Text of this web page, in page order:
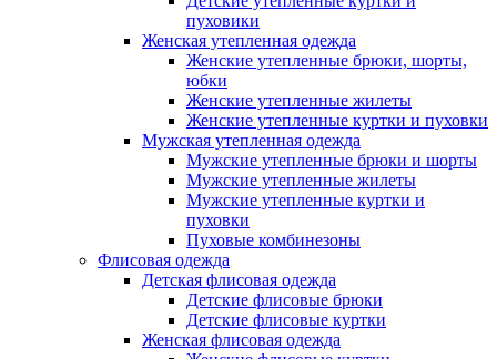
пуховики
Женская утепленная одежда
Женские утепленные брюки, шорты,
юбки
Женские утепленные жилеты
Женские утепленные куртки и пуховки
Мужская утепленная одежда
Мужские утепленные брюки и шорты
Мужские утепленные жилеты
Мужские утепленные куртки и
пуховки
Пуховые комбинезоны
Флисовая одежда
Детская флисовая одежда
Детские флисовые брюки
Детские флисовые куртки
Женская флисовая одежда